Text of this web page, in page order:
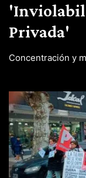
Privada'
Concentración y